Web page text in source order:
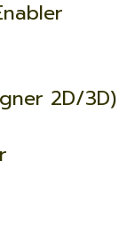
2D/3D)